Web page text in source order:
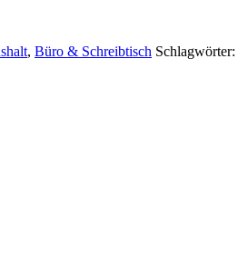
, Büro & Schreibtisch Schlagwörter: